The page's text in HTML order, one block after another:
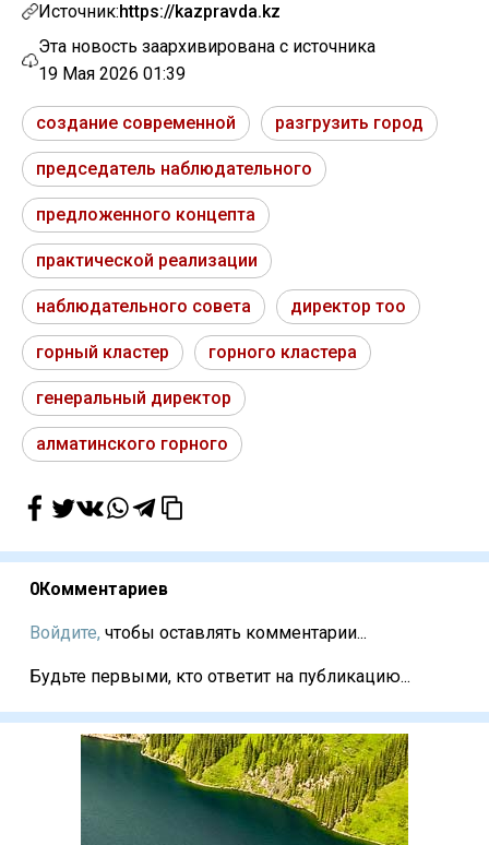
Источник:https://kazpravda.kz
Эта новость заархивирована с источника
19 Мая 2026 01:39
создание современной разгрузить город
председатель наблюдательного
предложенного концепта
практической реализации
наблюдательного совета директор тоо
горный кластер горного кластера
генеральный директор
алматинского горного
0Комментариев
Войдите, чтобы оставлять комментарии...
Будьте первыми, кто ответит на публикацию...